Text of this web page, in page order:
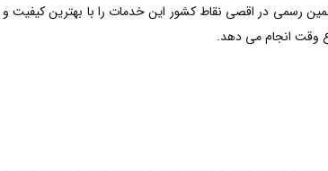
رسمی در اقصی نقاط کشور این خدمات را با بهترین کیفیت و
وقت انجام می دهد.